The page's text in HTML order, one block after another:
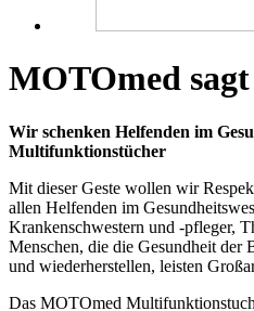
MOTOmed
Wir schenken Helfenden im
Multifunktionstücher
Mit dieser Geste wollen wir
allen Helfenden im
Krankenschwestern und -pfleger,
Menschen, die die Gesundheit der
und wiederherstellen, leisten
Das MOTOmed